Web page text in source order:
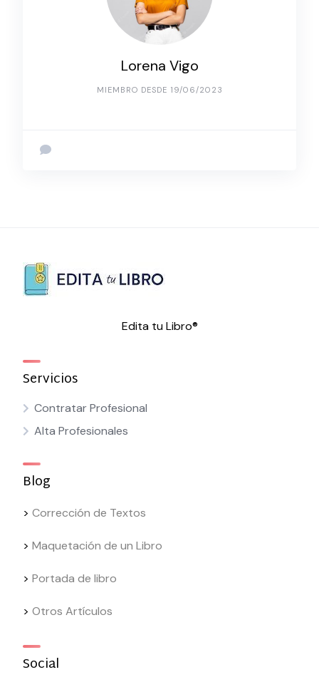
Lorena Vigo
MIEMBRO DESDE 19/06/2023
Edita tu Libro®
Servicios
Contratar Profesional
Alta Profesionales
Blog
> Corrección de Textos
> Maquetación de un Libro
> Portada de libro
> Otros Artículos
Social